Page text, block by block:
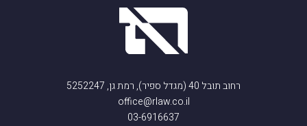
רחוב תובל 40 (מגדל ספיר), רמת גן, 5252247
office@rlaw.co.il
03-6916637